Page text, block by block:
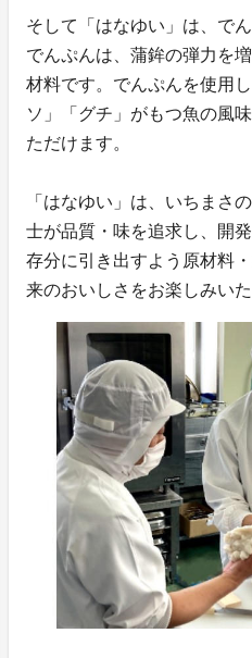
そして「はなゆい」は、で
でんぷんは、蒲鉾の弾力を
材料です。でんぷんを使用
ソ」「グチ」がもつ魚の風
ただけます。
「はなゆい」は、いちまさ
士が品質・味を追求し、開
存分に引き出すよう原材料
来のおいしさをお楽しみい